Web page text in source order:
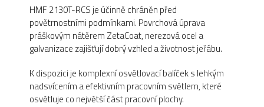
HMF 2130T-RCS je účinně chráněn před
povětrnostními podmínkami. Povrchová úprava
práškovým nátěrem ZetaCoat, nerezová ocel a
galvanizace zajišťují dobrý vzhled a životnost jeřábu.
K dispozici je komplexní osvětlovací balíček s lehkým
nadsvícením a efektivním pracovním světlem, které
osvětluje co největší část pracovní plochy.